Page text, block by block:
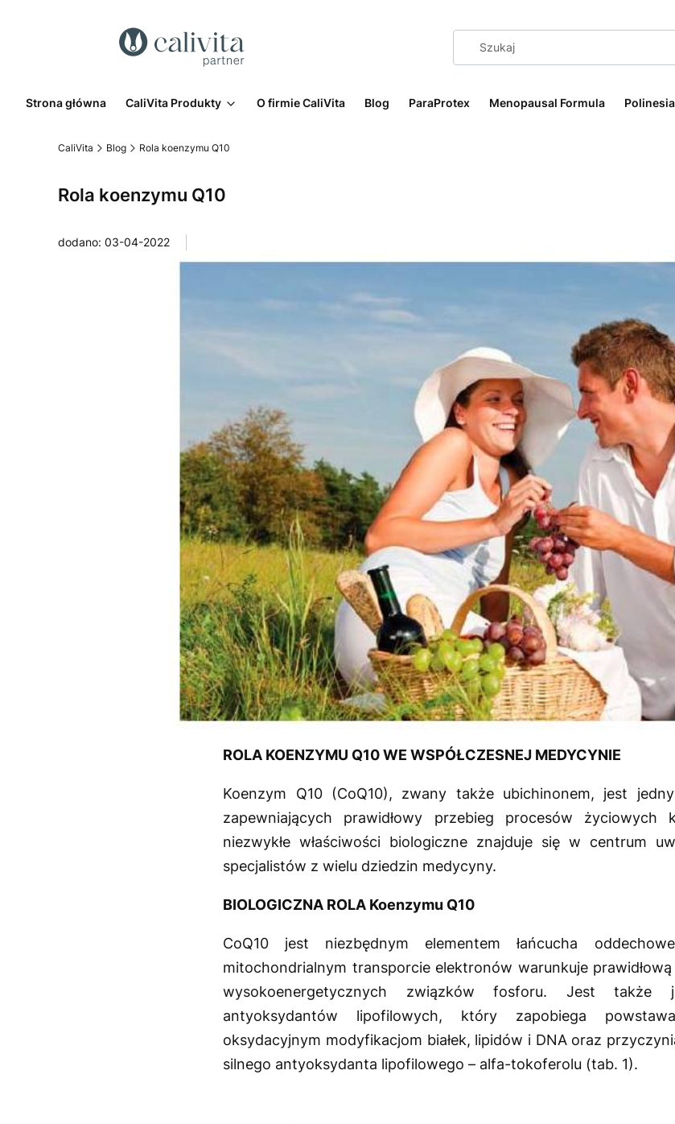
Strona główna CaliVita Produkty O firmie CaliVita Blog ParaProtex Menopausal Formula
CaliVita Blog Rola koenzymu Q10
Rola koenzymu Q10
dodano: 03-04-2022
ROLA KOENZYMU Q10 WE WSPÓŁCZESNEJ MEDYCYNIE
Koenzym Q10 (CoQ10), zwany także ubichinonem, jest
zapewniających prawidłowy przebieg procesów
niezwykłe właściwości biologiczne znajduje się w centrum
specjalistów z wielu dziedzin medycyny.
BIOLOGICZNA ROLA Koenzymu Q10
CoQ10 jest niezbędnym elementem łańcucha
mitochondrialnym transporcie elektronów warunkuje
wysokoenergetycznych związków fosforu. Jest także
antyoksydantów lipofilowych, który zapobiega
oksydacyjnym modyfikacjom białek, lipidów i DNA oraz
silnego antyoksydanta lipofilowego – alfa-tokoferolu (tab. 1).